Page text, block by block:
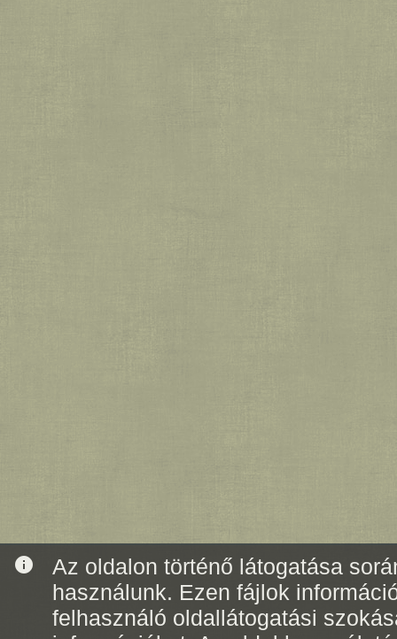
info
Az oldalon történő látogatása
használunk. Ezen fájlok
felhasználó oldallátogatási